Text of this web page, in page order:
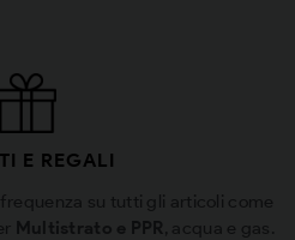
E REGALI
su tutti gli articoli come
Multistrato e PPR , acqua e gas.